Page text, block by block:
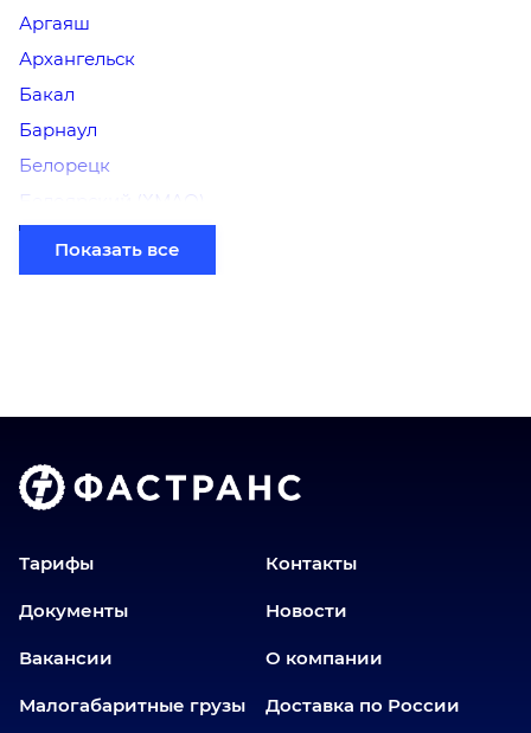
Аргаяш
Архангельск
Бакал
Барнаул
Белорецк
Белоярский (ХМАО)
Березники
Бийск
Волгоград
Донецк
Еманжелинск
Заводоуковск
Златоуст
Иваново
Показать все
Тарифы Контакты
Документы Новости
Вакансии О компании
Малогабаритные грузы Доставка по России